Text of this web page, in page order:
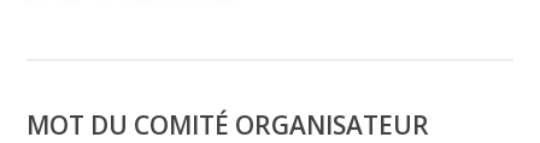
MOT DU COMITÉ ORGANISATEUR